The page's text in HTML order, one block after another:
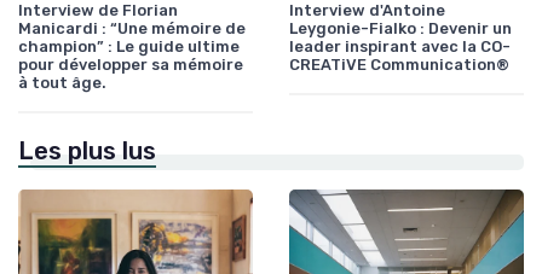
Interview de Florian
Manicardi : “Une mémoire de
champion” : Le guide ultime
pour développer sa mémoire
à tout âge.
Interview d'Antoine
Leygonie-Fialko : Devenir un
leader inspirant avec la CO-
CREATiVE Communication®
Les plus lus